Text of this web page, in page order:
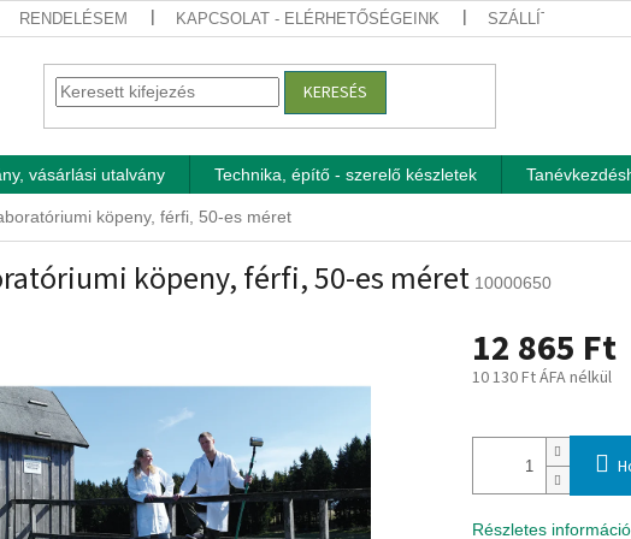
RENDELÉSEM KAPCSOLAT - ELÉRHETŐSÉGEINK SZÁLLÍTÁSI
KERESÉS
vásárlási utalvány Technika, építő - szerelő készletek
köpeny, férfi, 50-es méret
köpeny, férfi, 50-es méret 10000650
12 865 Ft
10 130 Ft ÁFA nélkül
Részletes információ